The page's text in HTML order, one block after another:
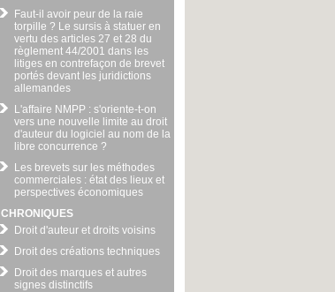
Faut-il avoir peur de la raie
torpille ? Le sursis à statuer en
vertu des articles 27 et 28 du
règlement 44/2001 dans les
litiges en contrefaçon de brevet
portés devant les juridictions
allemandes
L'affaire NMPP : s'oriente-t-on
vers une nouvelle limite au droit
d'auteur du logiciel au nom de la
libre concurrence ?
Les brevets sur les méthodes
commerciales : état des lieux et
perspectives économiques
CHRONIQUES
Droit d'auteur et droits voisins
Droit des créations techniques
Droit des marques et autres
signes distinctifs